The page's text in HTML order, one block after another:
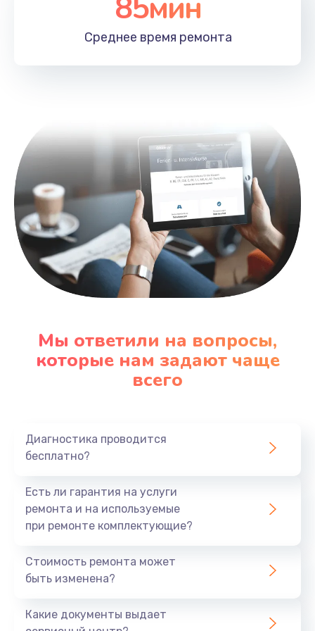
Замена лотка SIM
Заказать
Восстановление данных
990 руб.
Заказать
Замена SSD
895 руб.
Заказать
1290 руб.
Заказать
890 руб.
Замена тачпада
990 руб.
Замена динамика
Среднее время ремонта
Мы ответили на вопросы,
которые нам задают чаще
всего
Диагностика проводится
бесплатно?
Есть ли гарантия на услуги
ремонта и на используемые
при ремонте комплектующие?
Стоимость ремонта может
быть изменена?
Какие документы выдает